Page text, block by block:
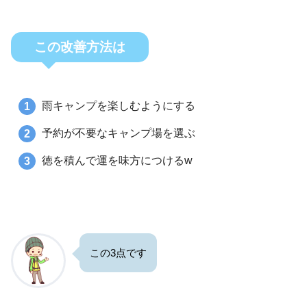
この改善方法は
雨キャンプを楽しむようにする
予約が不要なキャンプ場を選ぶ
徳を積んで運を味方につけるw
この3点です